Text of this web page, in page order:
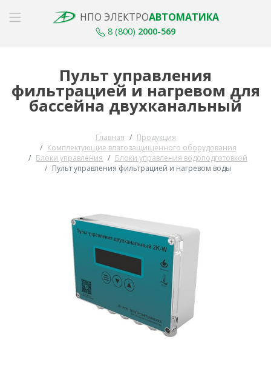
НПО ЭЛЕКТРОАВТОМАТИКА
8 (800) 2000-569
Пульт управления
фильтрацией и нагревом для
бассейна двухканальный
Главная
Продукция
Комплектующие влагозащищенного оборудования
Блоки управления
Блоки управления водоподготовкой
Пульт управления фильтрацией и нагревом воды